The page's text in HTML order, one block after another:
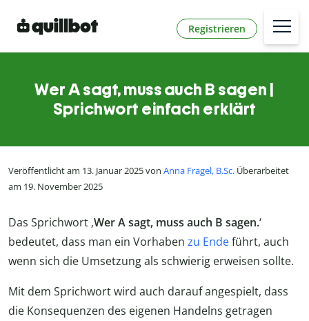
Registrieren
Wer A sagt, muss auch B sagen |
Sprichwort einfach erklärt
Veröffentlicht am 13. Januar 2025 von Anna Fragel, B.Sc. Überarbeitet
am 19. November 2025
Das Sprichwort ‚Wer A sagt, muss auch B sagen.‘
bedeutet, dass man ein Vorhaben zu Endeführt, auch
wenn sich die Umsetzung als schwierig erweisen sollte.
Mit dem Sprichwort wird auch darauf angespielt, dass
die Konsequenzen des eigenen Handelns getragen